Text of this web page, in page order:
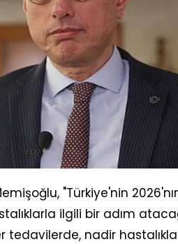
"Türkiye'nin
ilgili bir adım
tedavilerde, nadir